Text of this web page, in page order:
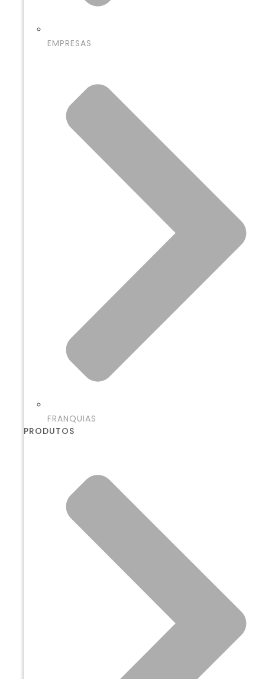
EMPRESAS
FRANQUIAS
PRODUTOS